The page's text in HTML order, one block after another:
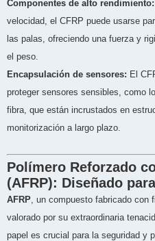
Componentes de alto rendimiento:
velocidad, el CFRP puede usarse
las palas, ofreciendo una fuerza y
el peso.
Encapsulación de sensores: El
proteger sensores sensibles, como
fibra, que están incrustados en
monitorización a largo plazo.
Polímero Reforzado
(AFRP): Diseñado
AFRP, un compuesto fabricado con
valorado por su extraordinaria
papel es crucial para la seguridad y